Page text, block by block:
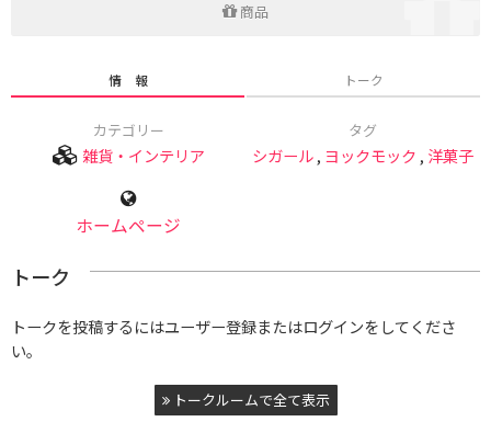
商品
情 報 トーク
カテゴリー
雑貨・インテリア
タグ
シガール, ヨックモック , 洋菓子
ホームページ
トーク
トークを投稿するにはユーザー登録またはログインをしてくださ
い。
トークルームで全て表示